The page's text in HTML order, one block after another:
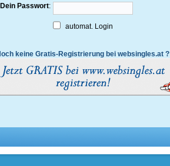
Dein Passwort:
automat. Login
keine Gratis-Registrierung bei websingles.at ?